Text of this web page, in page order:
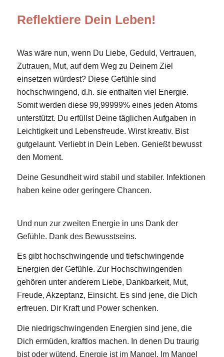
Reflektiere Dein Leben!
Was wäre nun, wenn Du Liebe, Geduld, Vertrauen,
Zutrauen, Mut, auf dem Weg zu Deinem Ziel
einsetzen würdest? Diese Gefühle sind
hochschwingend, d.h. sie enthalten viel Energie.
Somit werden diese 99,99999% eines jeden Atoms
unterstützt. Du erfüllst Deine täglichen Aufgaben in
Leichtigkeit und Lebensfreude. Wirst kreativ. Bist
gutgelaunt. Verliebt in Dein Leben. Genießt bewusst
den Moment.
Deine Gesundheit wird stabil und stabiler. Infektionen
haben keine oder geringere Chancen.
Und nun zur zweiten Energie in uns Dank der
Gefühle. Dank des Bewusstseins.
Es gibt hochschwingende und tiefschwingende
Energien der Gefühle. Zur Hochschwingenden
gehören unter anderem Liebe, Dankbarkeit, Mut,
Freude, Akzeptanz, Einsicht. Es sind jene, die Dich
erfreuen. Dir Kraft und Power schenken.
Die niedrigschwingenden Energien sind jene, die
Dich ermüden, kraftlos machen. In denen Du traurig
bist oder wütend. Energie ist im Mangel. Im Mangel